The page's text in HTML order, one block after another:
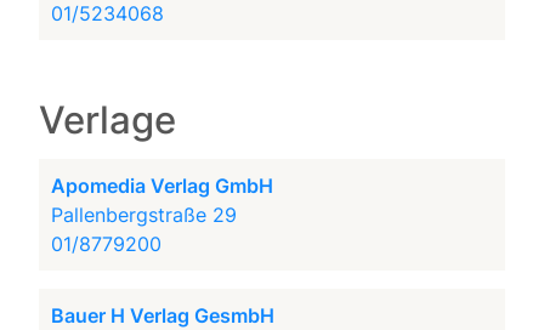
01/5234068
Verlage
Apomedia Verlag GmbH
Pallenbergstraße 29
01/8779200
Bauer H Verlag GesmbH